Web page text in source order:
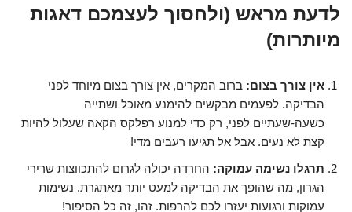
לדעת מראש (ולחסוך לעצמכם דאגות
מיותרות)
אין צורך בצום: ברוב המקרים, אין צורך בצום מיוחד לפני
הבדיקה. לפעמים מבקשים להימנע מאוכל ושתייה
כשעה-שעתיים לפני, רק כדי למנוע רפלקס הקאה שעלול להיות
קצת לא נעים. אבל אל תגיעו רעבים מדי!
תרגלו נשימה עמוקה: החרדה יכולה לגרום להתכווצות שרירי
הגרון, מה שהופך את הבדיקה למעט יותר מאתגרת. נשימות
עמוקות ורגועות יעזרו לכם להרפות. זהו, זה כל הסיפור!